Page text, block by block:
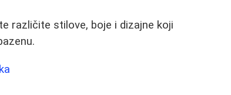
različite stilove, boje i dizajne koji